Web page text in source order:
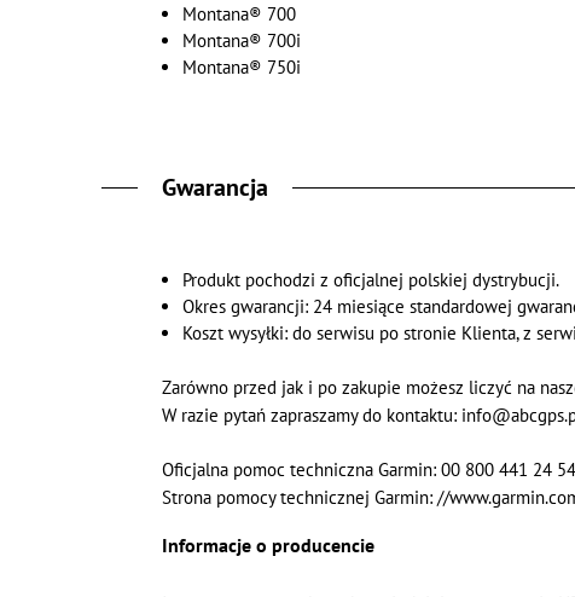
Montana® 700
Montana® 700i
Montana® 750i
Gwarancja
Produkt pochodzi z oficjalnej polskiej dystrybucji.
Okres gwarancji: 24 miesiące standardowej
Koszt wysyłki: do serwisu po stronie Klienta, z
Zarówno przed jak i po zakupie możesz liczyć na
W razie pytań zapraszamy do kontaktu:
Oficjalna pomoc techniczna Garmin: 00 800 441 24
Strona pomocy technicznej Garmin: //
Informacje o producencie